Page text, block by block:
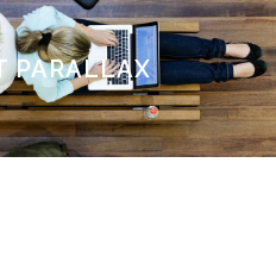
PARALLAX